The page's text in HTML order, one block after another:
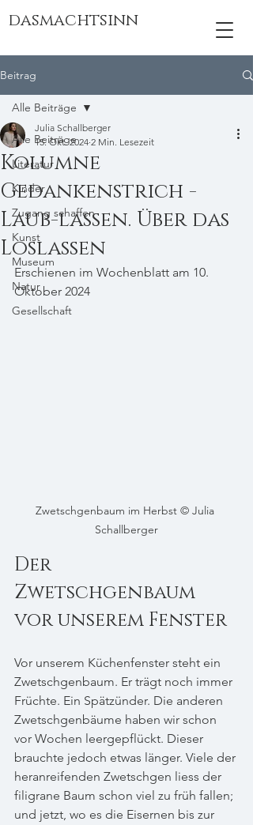
dasmachtsinn
Beitrag
Alle Beiträge
Literatur
Kinder
Zugang schaffen
Kunst
Museum
Natur
Gesellschaft
Alle Beiträge
Kolumne
Gedankenstrich -
Laub-lassen. Über das
Loslassen
Julia Schallberger
15. Okt. 2024 2 Min. Lesezeit
Erschienen im Wochenblatt am 10.
Oktober 2024
Zwetschgenbaum im Herbst © Julia
Schallberger
Der
Zwetschgenbaum
vor unserem Fenster
Vor unserem Küchenfenster steht ein
Zwetschgenbaum. Er trägt noch immer
Früchte. Ein Spätzünder. Die anderen
Zwetschgenbäume haben wir schon
vor Wochen leergepflückt. Dieser
brauchte jedoch etwas länger. Viele der
heranreifenden Zwetschgen liess der
filigrane Baum schon viel zu früh fallen;
und jetzt, wo es die Eisernen bis zur